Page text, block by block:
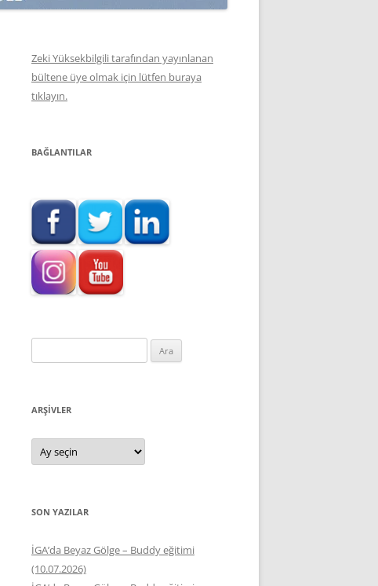
Zeki Yüksekbilgili tarafından yayınlanan
bültene üye olmak için lütfen buraya
tıklayın.
BAĞLANTILAR
ARŞIVLER
Arşivler
SON YAZILAR
İGA’da Beyaz Gölge – Buddy eğitimi
(10.07.2026)